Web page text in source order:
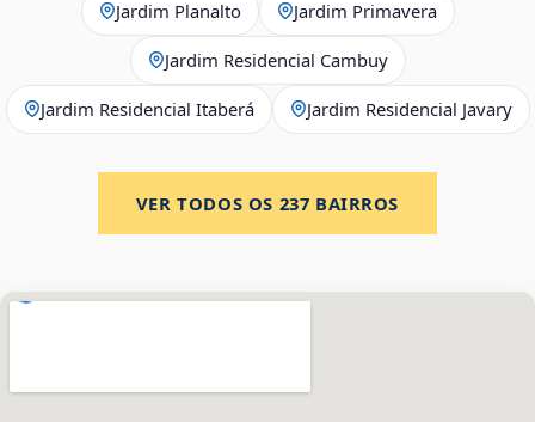
Jardim Planalto Jardim Primavera
Jardim Residencial Cambuy
Jardim Residencial Itaberá Jardim Residencial Javary
VER TODOS OS 237 BAIRROS